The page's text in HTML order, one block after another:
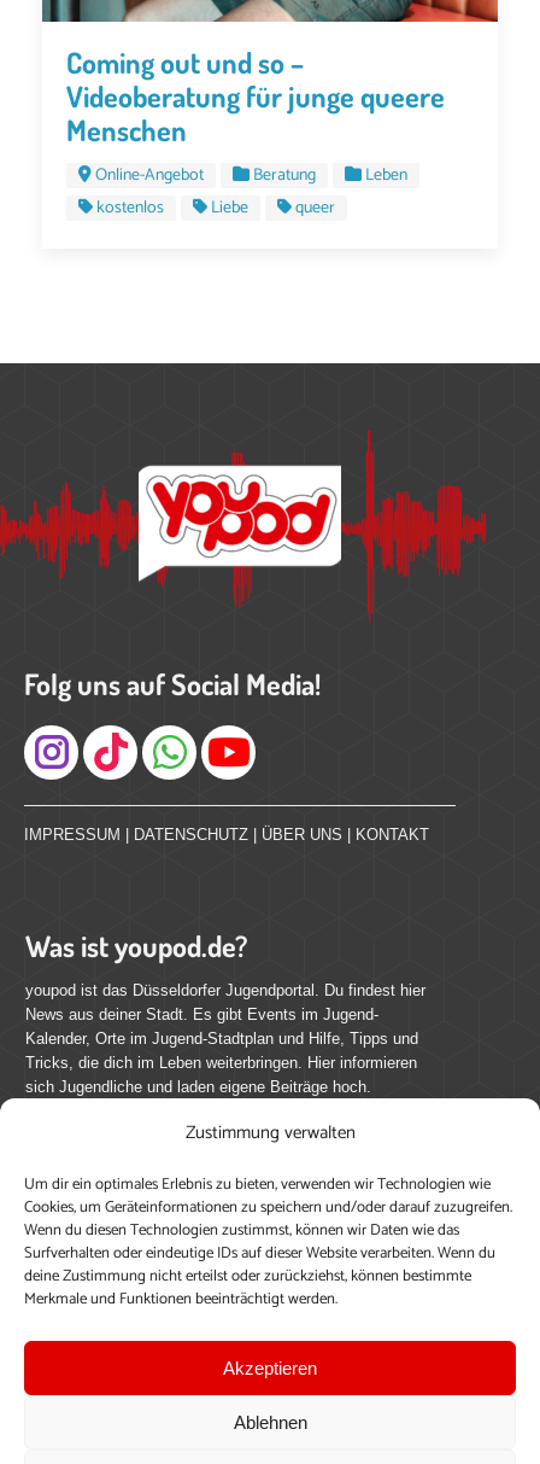
Zustimmung verwalten
Um dir ein optimales Erlebnis zu bieten, verwenden wir Technologien wie
Cookies, um Geräteinformationen zu speichern und/oder darauf zuzugreifen.
Wenn du diesen Technologien zustimmst, können wir Daten wie das
Surfverhalten oder eindeutige IDs auf dieser Website verarbeiten. Wenn du
deine Zustimmung nicht erteilst oder zurückziehst, können bestimmte
Merkmale und Funktionen beeinträchtigt werden.
Akzeptieren
Ablehnen
Coming out und so –
Videoberatung für junge queere
Menschen
Online-Angebot Beratung
Leben
kostenlos
Liebe queer
Folg uns auf Social Media!
Instagram
IMPRESSUM | DATENSCHUTZ | ÜBER UNS | KONTAKT
Was ist youpod.de?
youpod ist das Düsseldorfer Jugendportal. Du findest hier
News aus deiner Stadt. Es gibt Events im Jugend-
Kalender, Orte im Jugend-Stadtplan und Hilfe, Tipps und
Tricks, die dich im Leben weiterbringen. Hier informieren
sich Jugendliche und laden eigene Beiträge hoch.
youpod.de lebt von Menschen wie dir. Sammel
journalistische Erfahrung, teile deine Perspektive und
veröffentliche deine Beiträge auf youpod.de.Du musst
dich anmelden, um alle Funktionen nutzen zu können, ein
Profil anzulegen, eigene Beiträge hochzuladen und zu
Einloggen